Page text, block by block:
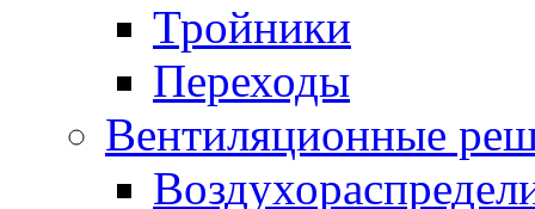
Тройники
Переходы
Вентиляционные